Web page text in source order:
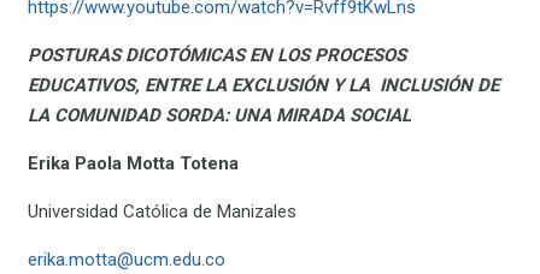
https://www.youtube.com/watch?v=Rvff9tKwLns
POSTURAS DICOTÓMICAS EN LOS PROCESOS
EDUCATIVOS, ENTRE LA EXCLUSIÓN Y LA INCLUSIÓN DE
LA COMUNIDAD SORDA: UNA MIRADA SOCIAL
Erika Paola Motta Totena
Universidad Católica de Manizales
erika.motta@ucm.edu.co